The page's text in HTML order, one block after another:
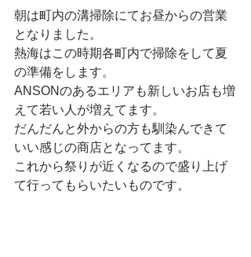
朝は町内の溝掃除にてお昼からの営業
となりました。
熱海はこの時期各町内で掃除をして夏
の準備をします。
ANSONのあるエリアも新しいお店も増
えて若い人が増えてます。
だんだんと外からの方も馴染んできて
いい感じの商店となってます。
これから祭りが近くなるので盛り上げ
て行ってもらいたいものです。